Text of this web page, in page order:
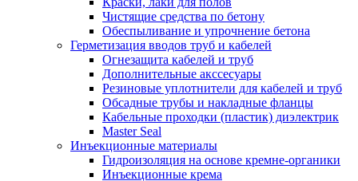
Чистящие средства по бетону
Обеспыливание и упрочнение бетона
Герметизация вводов труб и кабелей
Огнезащита кабелей и труб
Дополнительные акссесуары
Резиновые уплотнители для кабелей и труб
Обсадные трубы и накладные фланцы
Кабельные проходки (пластик) диэлектрик
Master Seal
Инъекционные материалы
Гидроизоляция на основе кремне-органики
Инъекционные крема